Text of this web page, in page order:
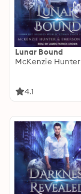
Lunar Bound
McKenzie Hunter
4.1